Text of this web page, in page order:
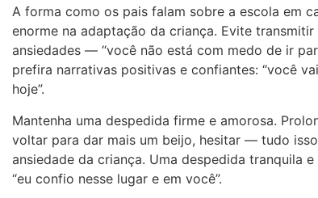
A forma como os pais falam sobre a escola em
enorme na adaptação da criança. Evite
ansiedades — “você não está com medo de ir
prefira narrativas positivas e confiantes: “você
hoje”.
Mantenha uma despedida firme e amorosa.
voltar para dar mais um beijo, hesitar — tudo
ansiedade da criança. Uma despedida tranquila
“eu confio nesse lugar e em você”.